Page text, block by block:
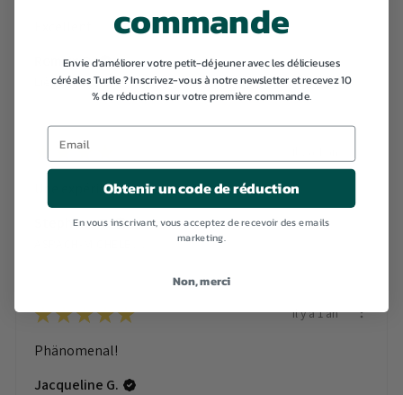
Romain D.
Liège, Belgium
★★
Une expérience très positive.
Stephane T.
★★★★★ il y a 1 an
Phänomenal!
Jacqueline G.
commande
Envie d'améliorer votre petit-déjeuner avec les délicieuses
céréales Turtle ? Inscrivez-vous à notre newsletter et recevez 10
% de réduction sur votre première commande.
Obtenir un code de réduction
En vous inscrivant, vous acceptez de recevoir des emails
marketing.
Non, merci